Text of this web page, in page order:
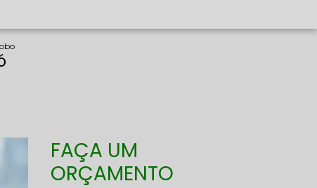
FAÇA UM
ORÇAMENTO